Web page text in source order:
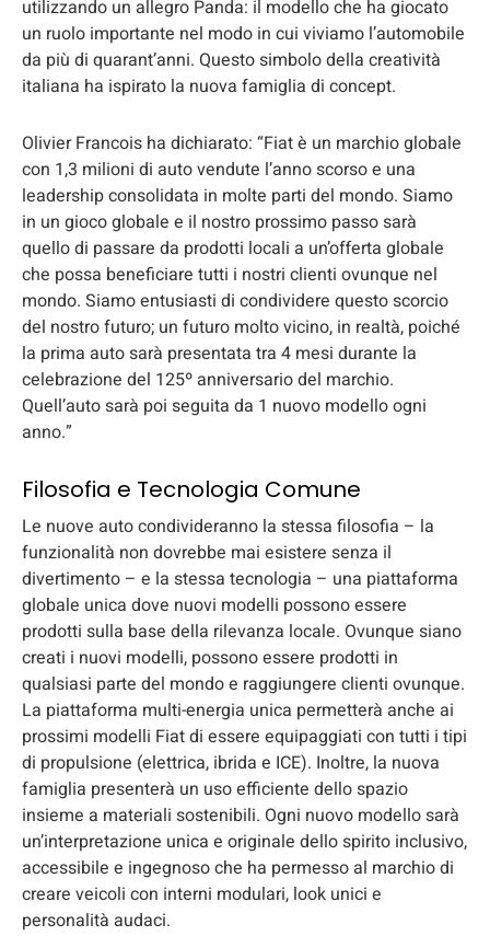
utilizzando un allegro Panda: il modello che ha giocato
un ruolo importante nel modo in cui viviamo l’automobile
da più di quarant’anni. Questo simbolo della creatività
italiana ha ispirato la nuova famiglia di concept.
Olivier Francois ha dichiarato: “Fiat è un marchio globale
con 1,3 milioni di auto vendute l’anno scorso e una
leadership consolidata in molte parti del mondo. Siamo
in un gioco globale e il nostro prossimo passo sarà
quello di passare da prodotti locali a un’offerta globale
che possa beneficiare tutti i nostri clienti ovunque nel
mondo. Siamo entusiasti di condividere questo scorcio
del nostro futuro; un futuro molto vicino, in realtà, poiché
la prima auto sarà presentata tra 4 mesi durante la
celebrazione del 125º anniversario del marchio.
Quell’auto sarà poi seguita da 1 nuovo modello ogni
anno.”
Filosofia e Tecnologia Comune
Le nuove auto condivideranno la stessa filosofia – la
funzionalità non dovrebbe mai esistere senza il
divertimento – e la stessa tecnologia – una piattaforma
globale unica dove nuovi modelli possono essere
prodotti sulla base della rilevanza locale. Ovunque siano
creati i nuovi modelli, possono essere prodotti in
qualsiasi parte del mondo e raggiungere clienti ovunque.
La piattaforma multi-energia unica permetterà anche ai
prossimi modelli Fiat di essere equipaggiati con tutti i tipi
di propulsione (elettrica, ibrida e ICE). Inoltre, la nuova
famiglia presenterà un uso efficiente dello spazio
insieme a materiali sostenibili. Ogni nuovo modello sarà
un’interpretazione unica e originale dello spirito inclusivo,
accessibile e ingegnoso che ha permesso al marchio di
creare veicoli con interni modulari, look unici e
personalità audaci.